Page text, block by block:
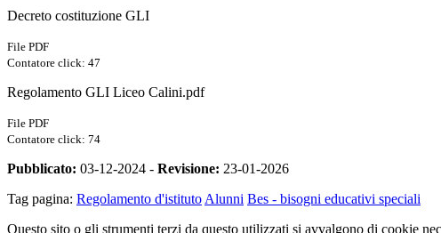
Decreto costituzione GLI
File PDF
Contatore click: 47
Regolamento GLI Liceo Calini.pdf
File PDF
Contatore click: 74
Pubblicato: 03-12-2024 - Revisione: 23-01-2026
Tag pagina: Regolamento d'istituto Alunni Bes - bisogni educativi speciali
Questo sito o gli strumenti terzi da questo utilizzati si avvalgono di cookie